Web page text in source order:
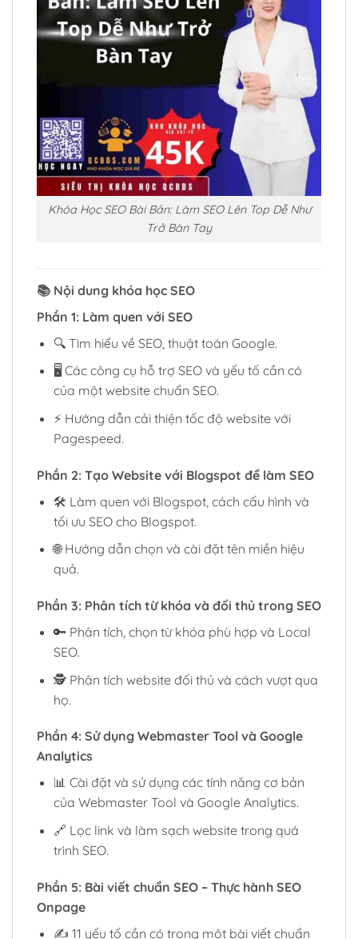
Khóa Học SEO Bài Bản: Làm SEO Lên Top Dễ Như
Trở Bàn Tay
📚 Nội dung khóa học SEO
Phần 1: Làm quen với SEO
🔍 Tìm hiểu về SEO, thuật toán Google.
🖥️ Các công cụ hỗ trợ SEO và yếu tố cần có
của một website chuẩn SEO.
⚡ Hướng dẫn cải thiện tốc độ website với
Pagespeed.
Phần 2: Tạo Website với Blogspot để làm SEO
🛠 Làm quen với Blogspot, cách cấu hình và
tối ưu SEO cho Blogspot.
🌐 Hướng dẫn chọn và cài đặt tên miền hiệu
quả.
Phần 3: Phân tích từ khóa và đối thủ trong SEO
🔑 Phân tích, chọn từ khóa phù hợp và Local
SEO.
🕵️ Phân tích website đối thủ và cách vượt qua
họ.
Phần 4: Sử dụng Webmaster Tool và Google
Analytics
📊 Cài đặt và sử dụng các tính năng cơ bản
của Webmaster Tool và Google Analytics.
🔗 Lọc link và làm sạch website trong quá
trình SEO.
Phần 5: Bài viết chuẩn SEO – Thực hành SEO
Onpage
✍️ 11 yếu tố cần có trong một bài viết chuẩn